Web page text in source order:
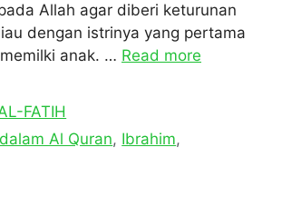
Allah agar diberi keturunan
dengan istrinya yang pertama
anak. … Read more
FATIH
Al Quran, Ibrahim,